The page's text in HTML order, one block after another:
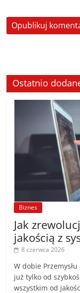
Ostatnio
Biznes
Jak
jakością z
8 czerwca 2026
W dobie
już tylko od
wszystkim od